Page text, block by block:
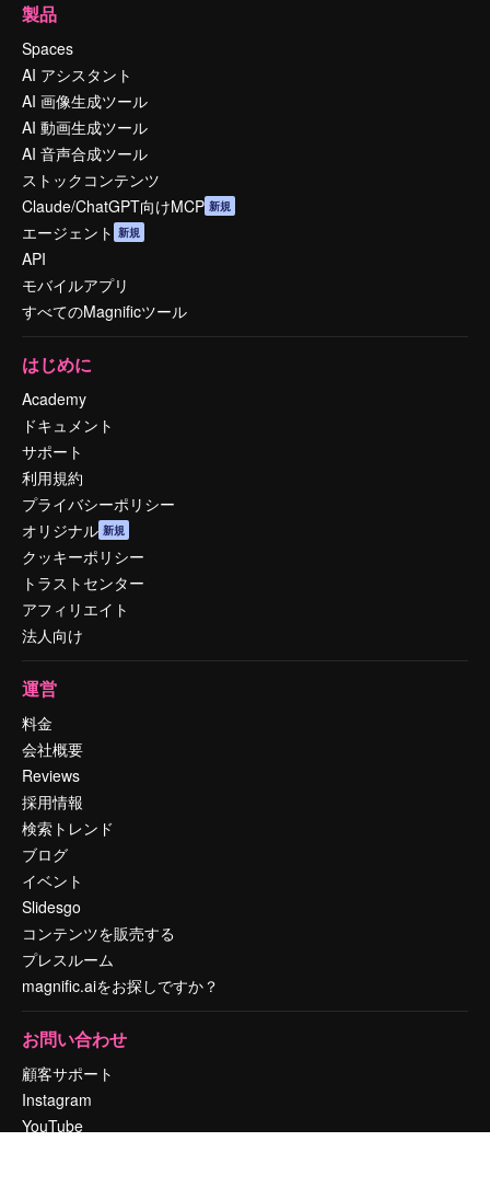
製品
Spaces
AI アシスタント
AI 画像生成ツール
AI 動画生成ツール
AI 音声合成ツール
ストックコンテンツ
Claude/ChatGPT向けMCP 新規
エージェント 新規
API
モバイルアプリ
すべてのMagnificツール
はじめに
Academy
ドキュメント
サポート
利用規約
プライバシーポリシー
オリジナル 新規
クッキーポリシー
トラストセンター
アフィリエイト
法人向け
運営
料金
会社概要
Reviews
採用情報
検索トレンド
ブログ
イベント
Slidesgo
コンテンツを販売する
プレスルーム
magnific.aiをお探しですか？
お問い合わせ
顧客サポート
Instagram
YouTube